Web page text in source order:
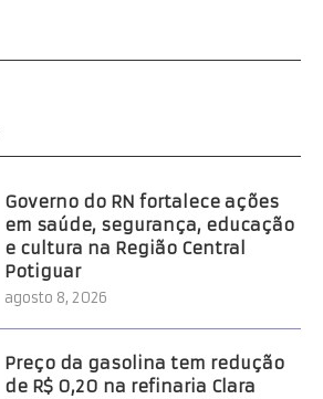
Governo do RN fortalece ações
em saúde, segurança, educação
e cultura na Região Central
Potiguar
agosto 8, 2026
Preço da gasolina tem redução
de R$ 0,20 na refinaria Clara